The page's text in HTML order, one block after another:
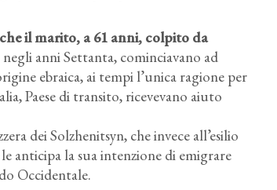
il marito, a 61 anni, colpito da
anni Settanta, cominciavano ad
ebraica, ai tempi l’unica ragione per
Paese di transito, ricevevano aiuto
dei Solzhenitsyn, che invece all’esilio
anticipa la sua intenzione di emigrare
Occidentale.